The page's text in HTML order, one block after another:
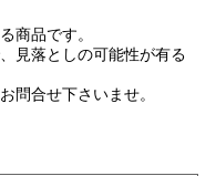
商品です。
見落としの可能性が有る
問合せ下さいませ。
汚れは現状になります。